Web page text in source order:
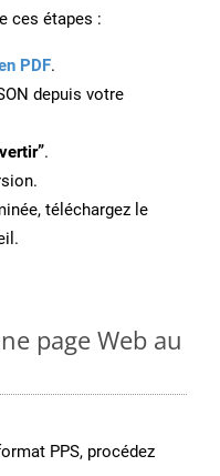
ces étapes :
PDF.
depuis votre
.
téléchargez le
page Web au
PPS, procédez